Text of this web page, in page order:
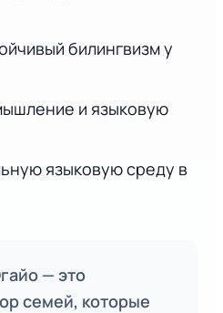
билингвизм у
и языковую
языковую среду в
— это
семей, которые